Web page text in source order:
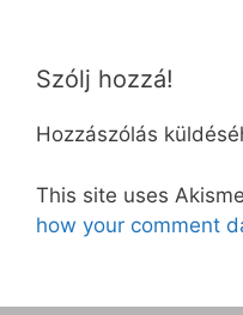
Szólj hozzá!
Hozzászólás
This site uses
how your comment